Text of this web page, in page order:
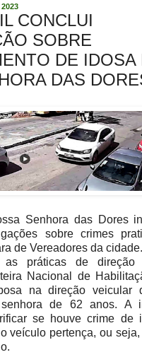
CONCLUI
SOBRE
DE IDOSA
DAS
Senhora das Dores
sobre crimes
de Vereadores da
as práticas de direção
Nacional de
na direção veicular
de 62 anos. A
se houve crime de
veículo pertença, ou